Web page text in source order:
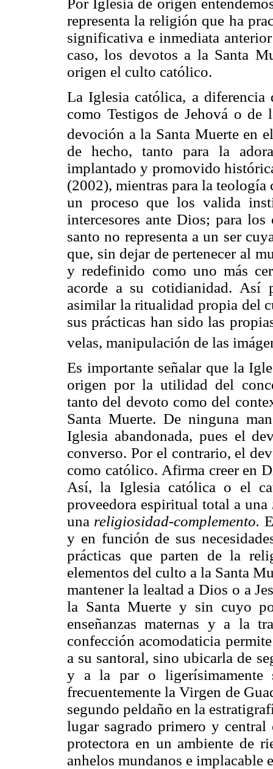
Por Iglesia de origen
representa la religión que ha
significativa e inmediata
caso, los devotos a la Santa
origen el culto católico.
La Iglesia católica, a
como Testigos de Jehová o
devoción a la Santa Muerte en
de hecho, tanto para la
implantado y promovido
(2002), mientras para la teología
un proceso que los valida
intercesores ante Dios; para
santo no representa a un ser
que, sin dejar de pertenecer al
y redefinido como uno más
acorde a su cotidianidad. Así
asimilar la ritualidad propia del
sus prácticas han sido las
velas, manipulación de las
Es importante señalar que la
origen por la utilidad del
tanto del devoto como del
Santa Muerte. De ninguna
Iglesia abandonada, pues el
converso. Por el contrario, el
como católico. Afirma creer en
Así, la Iglesia católica o el
proveedora espiritual total a una
una religiosidad-complemento.
y en función de sus
prácticas que parten de la
elementos del culto a la Santa
mantener la lealtad a Dios o a
la Santa Muerte y sin cuyo
enseñanzas maternas y a la
confección acomodaticia
a su santoral, sino ubicarla de
y a la par o ligerísimamente
frecuentemente la Virgen de
segundo peldaño en la
lugar sagrado primero y
protectora en un ambiente de
anhelos mundanos e implacable